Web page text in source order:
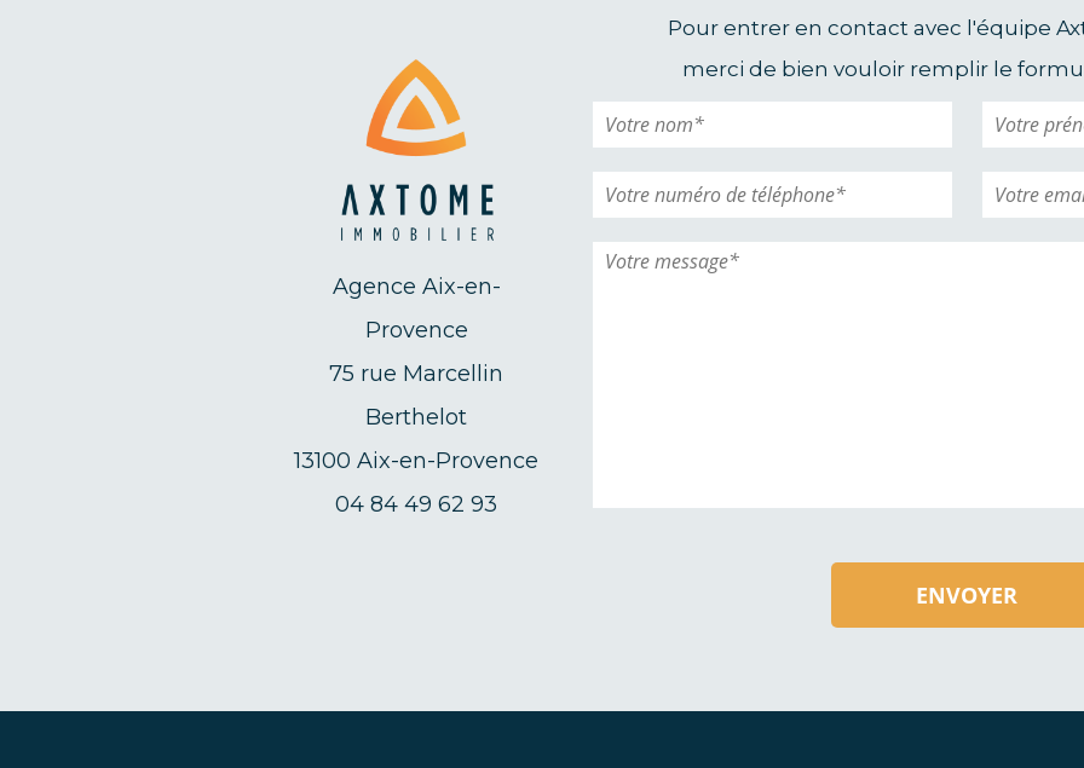
Agence Aix-en-
Provence
75 rue Marcellin
Berthelot
13100 Aix-en-Provence
04 84 49 62 93
Pour entrer en contact avec l'équipe
merci de bien vouloir remplir le
ENVOYER